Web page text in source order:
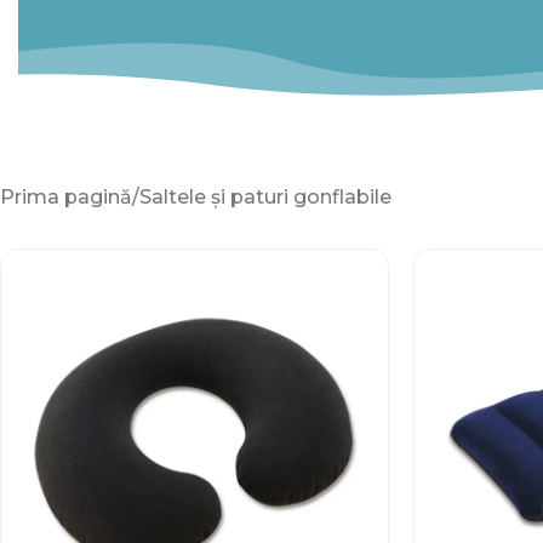
Prima pagină Saltele și paturi gonflabile